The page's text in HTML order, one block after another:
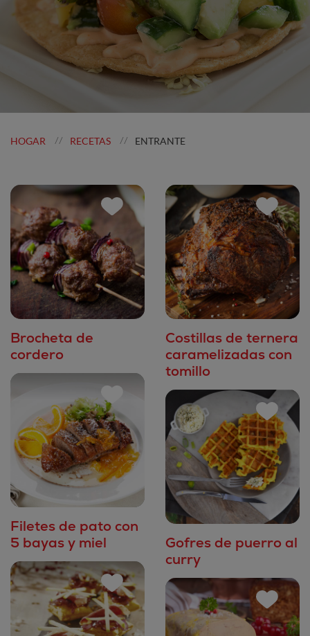
HOGAR // RECETAS // ENTRANTE
Brocheta de
cordero
Costillas de ternera
caramelizadas con
tomillo
Filetes de pato con
5 bayas y miel
Gofres de puerro al
curry